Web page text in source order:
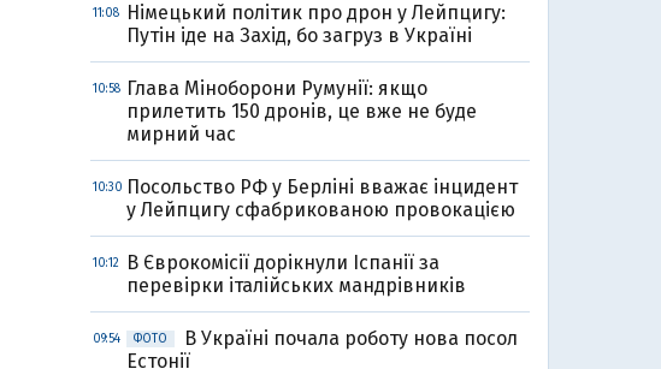
11:08
Німецький політик про дрон у Лейпцигу:
Путін іде на Захід, бо загруз в Україні
10:58
Глава Міноборони Румунії: якщо
прилетить 150 дронів, це вже не буде
мирний час
10:30 Посольство РФ у Берліні вважає інцидент
у Лейпцигу сфабрикованою провокацією
10:12
В Єврокомісії дорікнули Іспанії за
перевірки італійських мандрівників
09:54 ФОТО
В Україні почала роботу нова посол
Естонії